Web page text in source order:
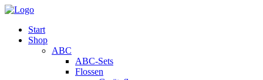
Start
Shop
ABC
ABC-Sets
Flossen